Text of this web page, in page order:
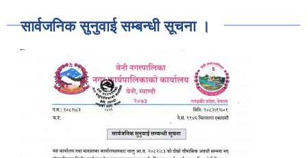
सार्वजनिक सुनुवाई सम्बन्धी सूचना ।